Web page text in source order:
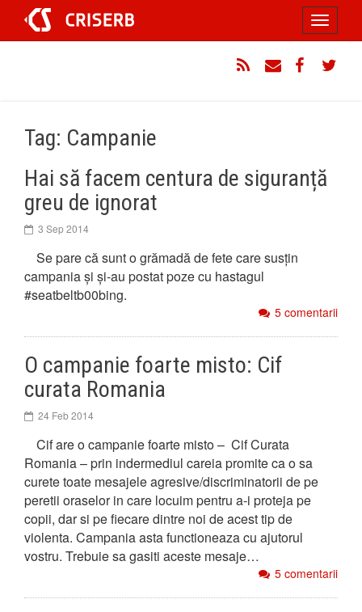
conținut
Toggle
Tag: Campanie
Hai să facem centura de siguranță
greu de ignorat
3 Sep 2014
Se pare că sunt o grămadă de fete care susțin
campania și și-au postat poze cu hastagul
#seatbeltb00bing.
5 comentarii
O campanie foarte misto: Cif
curata Romania
24 Feb 2014
Cif are o campanie foarte misto – Cif Curata
Romania – prin indermediul careia promite ca o sa
curete toate mesajele agresive/discriminatorii de pe
peretii oraselor in care locuim pentru a-i proteja pe
copii, dar si pe fiecare dintre noi de acest tip de
violenta. Campania asta functioneaza cu ajutorul
vostru. Trebuie sa gasiti aceste mesaje…
5 comentarii